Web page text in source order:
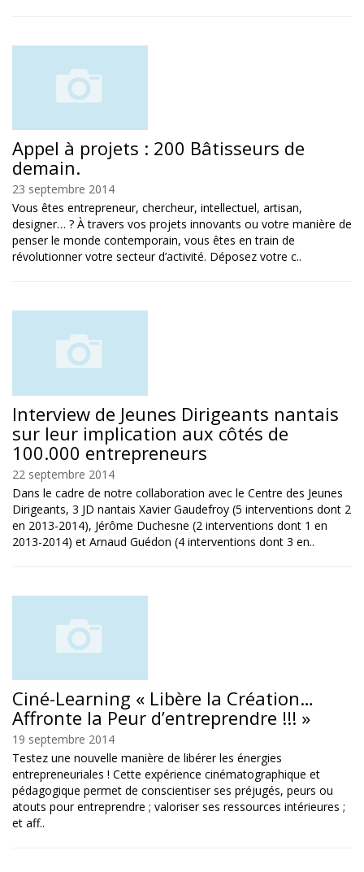
Appel à projets : 200 Bâtisseurs de
demain.
23 septembre 2014
Vous êtes entrepreneur, chercheur, intellectuel, artisan,
designer… ? À travers vos projets innovants ou votre manière de
penser le monde contemporain, vous êtes en train de
révolutionner votre secteur d’activité. Déposez votre c..
Interview de Jeunes Dirigeants nantais
sur leur implication aux côtés de
100.000 entrepreneurs
22 septembre 2014
Dans le cadre de notre collaboration avec le Centre des Jeunes
Dirigeants, 3 JD nantais Xavier Gaudefroy (5 interventions dont 2
en 2013-2014), Jérôme Duchesne (2 interventions dont 1 en
2013-2014) et Arnaud Guédon (4 interventions dont 3 en..
Ciné-Learning « Libère la Création…
Affronte la Peur d’entreprendre !!! »
19 septembre 2014
Testez une nouvelle manière de libérer les énergies
entrepreneuriales ! Cette expérience cinématographique et
pédagogique permet de conscientiser ses préjugés, peurs ou
atouts pour entreprendre ; valoriser ses ressources intérieures ;
et aff..